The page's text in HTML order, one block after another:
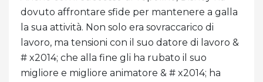
dovuto affrontare sfide per mantenere a galla
la sua attività. Non solo era sovraccarico di
lavoro, ma tensioni con il suo datore di lavoro &
# x2014; che alla fine gli ha rubato il suo
migliore e migliore animatore & # x2014; ha